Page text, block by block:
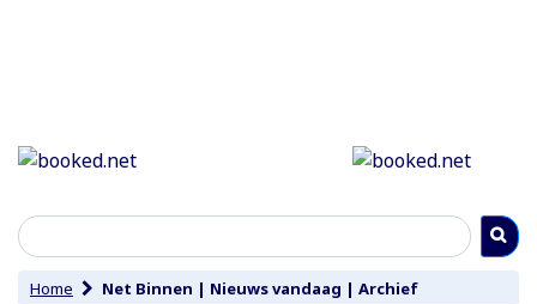
Home Net Binnen | Nieuws vandaag | Archief